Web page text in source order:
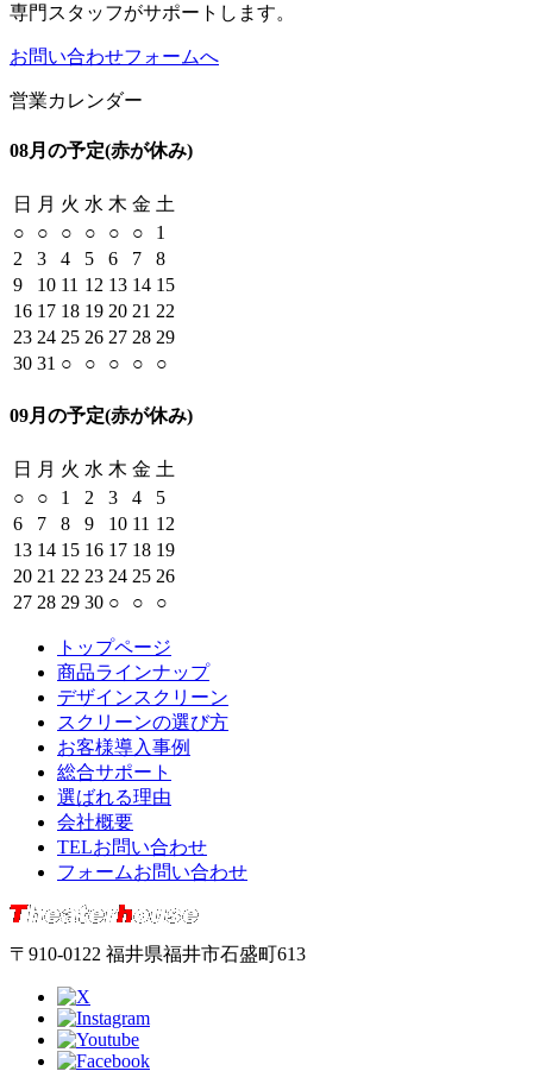
専門スタッフがサポートします。
お問い合わせフォームへ
営業カレンダー
08月の予定(赤が休み)
日 月 火 水 木 金 土
○
○ ○ ○ ○ ○
1
2
3 4 5 6 7
8
9
10 11 12 13 14 15
16 17 18 19 20 21 22
23 24 25 26 27 28 29
30 31 ○ ○ ○ ○ ○
09月の予定(赤が休み)
日 月 火 水 木 金 土
○
○ 1 2 3 4
5
6
7 8 9 10 11 12
13 14 15 16 17 18 19
20 21 22 23 24 25 26
27 28 29 30 ○ ○ ○
トップページ
商品ラインナップ
デザインスクリーン
スクリーンの選び方
お客様導入事例
総合サポート
選ばれる理由
会社概要
TELお問い合わせ
フォームお問い合わせ
〒910-0122 福井県福井市石盛町613